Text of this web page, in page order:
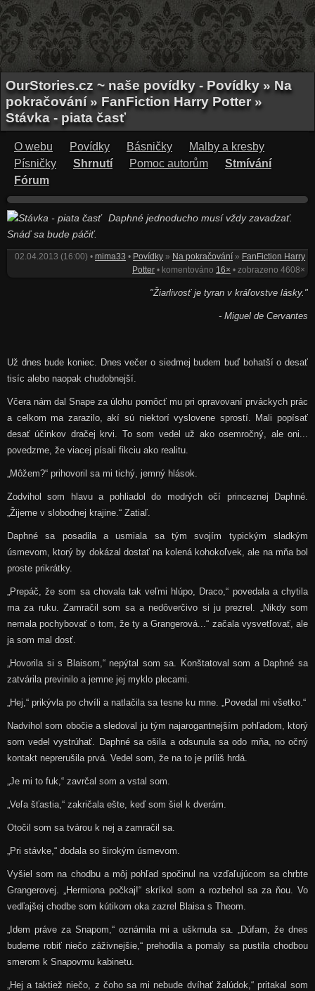
OurStories.cz ~ naše povídky - Povídky » Na
pokračování » FanFiction Harry Potter »
Stávka - piata časť
O webu Povídky Básničky
Malby a kresby
Písničky
Shrnutí Pomoc autorům
Stmívání
Fórum
Daphné jednoducho musí vždy zavadzať.
Snáď sa bude páčiť.
02.04.2013 (16:00) •mima33 • Povídky » Na pokračování » FanFiction Harry
Potter • komentováno 16× • zobrazeno 4608×
"Žiarlivosť je tyran v kráľovstve lásky."
- Miguel de Cervantes
Už dnes bude koniec. Dnes večer o siedmej budem buď bohatší o desať
tisíc alebo naopak chudobnejší.
Včera nám dal Snape za úlohu pomôcť mu pri opravovaní prváckych prác
a celkom ma zarazilo, akí sú niektorí vyslovene sprostí. Mali popísať
desať účinkov dračej krvi. To som vedel už ako osemročný, ale oni...
povedzme, že viacej písali fikciu ako realitu.
„Môžem?“ prihovoril sa mi tichý, jemný hlások.
Zodvihol som hlavu a pohliadol do modrých očí princeznej Daphné.
„Žijeme v slobodnej krajine.“ Zatiaľ.
Daphné sa posadila a usmiala sa tým svojím typickým sladkým
úsmevom, ktorý by dokázal dostať na kolená kohokoľvek, ale na mňa bol
proste prikrátky.
„Prepáč, že som sa chovala tak veľmi hlúpo, Draco,“ povedala a chytila
ma za ruku. Zamračil som sa a nedôverčivo si ju prezrel. „Nikdy som
nemala pochybovať o tom, že ty a Grangerová...“ začala vysvetľovať, ale
ja som mal dosť.
„Hovorila si s Blaisom,“ nepýtal som sa. Konštatoval som a Daphné sa
zatvárila previnilo a jemne jej myklo plecami.
„Hej,“ prikývla po chvíli a natlačila sa tesne ku mne. „Povedal mi všetko.“
Nadvihol som obočie a sledoval ju tým najarogantnejším pohľadom, ktorý
som vedel vystrúhať. Daphné sa ošila a odsunula sa odo mňa, no očný
kontakt neprerušila prvá. Vedel som, že na to je príliš hrdá.
„Je mi to fuk,“ zavrčal som a vstal som.
„Veľa šťastia,“ zakričala ešte, keď som šiel k dverám.
Otočil som sa tvárou k nej a zamračil sa.
„Pri stávke,“ dodala so širokým úsmevom.
Vyšiel som na chodbu a môj pohľad spočinul na vzďaľujúcom sa chrbte
Grangerovej. „Hermiona počkaj!“ skríkol som a rozbehol sa za ňou. Vo
vedľajšej chodbe som kútikom oka zazrel Blaisa s Theom.
„Idem práve za Snapom,“ oznámila mi a uškrnula sa. „Dúfam, že dnes
budeme robiť niečo záživnejšie,“ prehodila a pomaly sa pustila chodbou
smerom k Snapovmu kabinetu.
„Hej a taktiež niečo, z čoho sa mi nebude dvíhať žalúdok,“ pritakal som